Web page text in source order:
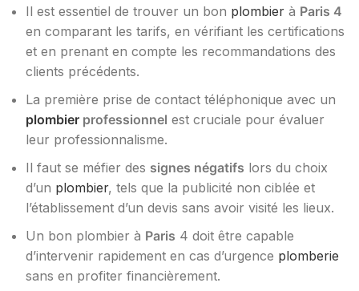
Il est essentiel de trouver un bon plombier à Paris 4
en comparant les tarifs, en vérifiant les certifications
et en prenant en compte les recommandations des
clients précédents.
La première prise de contact téléphonique avec un
plombier professionnel est cruciale pour évaluer
leur professionnalisme.
Il faut se méfier des signes négatifs lors du choix
d’un plombier, tels que la publicité non ciblée et
l’établissement d’un devis sans avoir visité les lieux.
Un bon plombier à Paris 4 doit être capable
d’intervenir rapidement en cas d’urgence plomberie
sans en profiter financièrement.